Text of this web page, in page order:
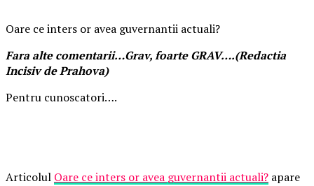
Oare ce inters or avea guvernantii actuali?
Fara alte comentarii…Grav, foarte GRAV….(Redactia
Incisiv de Prahova)
Pentru cunoscatori….
Articolul Oare ce inters or avea guvernantii actuali? apare